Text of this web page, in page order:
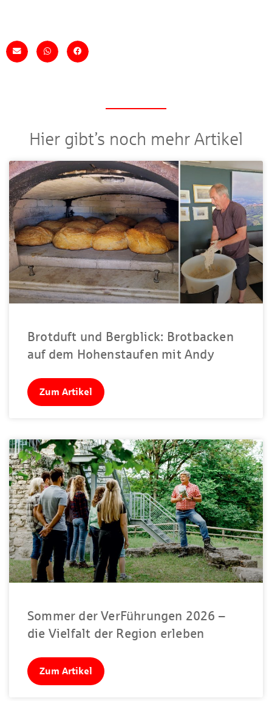
Hier gibt’s noch mehr Artikel
Brotduft und Bergblick: Brotbacken
auf dem Hohenstaufen mit Andy
Zum Artikel
Sommer der VerFührungen 2026 –
die Vielfalt der Region erleben
Zum Artikel